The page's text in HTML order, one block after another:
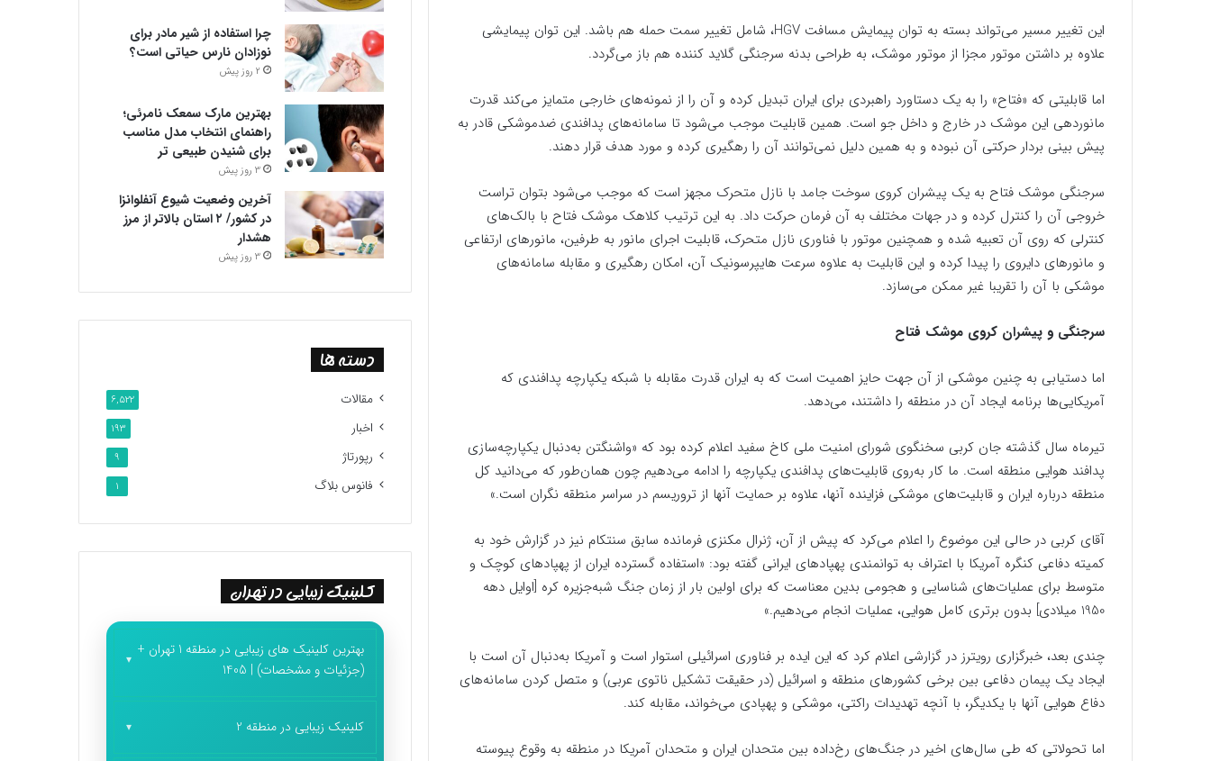
این تغییر مسیر می‌تواند بسته به توان پیمایش مسافت HGV، شامل تغییر سمت حمله هم باشد. این توان پیمایشی
علاوه بر داشتن موتور مجزا از موتور موشک، به طراحی بدنه سرجنگی گلاید کننده هم باز می‌گردد.
اما قابلیتی که «فتاح» را به یک دستاورد راهبردی برای ایران تبدیل کرده و آن را از نمونه‌های خارجی متمایز می‌کند قدرت
مانوردهی این موشک در خارج و داخل جو است. همین قابلیت موجب می‌شود تا سامانه‌‌های پدافندی ضدموشکی قادر به
پیش بینی بردار حرکتی آن نبوده و به همین دلیل نمی‌توانند آن را رهگیری کرده و مورد هدف قرار دهند.
سرجنگی موشک فتاح به یک پیشران کروی سوخت جامد با نازل متحرک مجهز است که موجب می‌شود بتوان تراست
خروجی آن را کنترل کرده و در جهات مختلف به آن فرمان حرکت داد. به این ترتیب کلاهک موشک فتاح با بالک‌های
کنترلی که روی آن تعبیه شده و همچنین موتور با فناوری نازل متحرک،‌ قابلیت اجرای مانور به طرفین،‌ مانورهای ارتفاعی
و مانورهای دایروی را پیدا کرده و این قابلیت به علاوه سرعت هایپرسونیک آن،‌ امکان رهگیری و مقابله سامانه‌های
موشکی با آن را تقریبا غیر ممکن می‌سازد.
سرجنگی و پیشران کروی موشک فتاح
اما دستیابی به چنین موشکی از آن جهت حایز اهمیت است که به ایران قدرت مقابله با شبکه یکپارچه پدافندی که
آمریکایی‌ها برنامه ایجاد آن در منطقه را داشتند، می‌دهد.
تیرماه سال گذشته جان کربی سخنگوی شورای امنیت ملی کاخ سفید اعلام کرده بود که «واشنگتن به‌دنبال یکپارچه‌سازی
پدافند هوایی منطقه است. ما کار به‌روی قابلیت‌های پدافندی یکپارچه را ادامه می‌دهیم چون همان‌طور که می‌دانید کل
منطقه درباره ایران و قابلیت‌های موشکی فزاینده آنها، علاوه بر حمایت آنها از تروریسم در سراسر منطقه نگران است.»
آقای کربی در حالی این موضوع را اعلام می‌کرد که پیش از آن، ژنرال مکنزی فرمانده سابق سنتکام نیز در گزارش خود به
کمیته دفاعی کنگره آمریکا با اعتراف به توانمندی پهپادهای ایرانی گفته بود: «استفاده گسترده ایران از پهپادهای کوچک و
متوسط برای عملیات‌های شناسایی و هجومی بدین معناست که برای اولین بار از زمان جنگ شبه‌جزیره کره [اوایل دهه
1950 میلادی] بدون برتری کامل هوایی، عملیات انجام می‌دهیم.»
چندی بعد، خبرگزاری رویترز در گزارشی اعلام کرد که این ایده بر فناوری اسرائیلی استوار است و آمریکا به‌دنبال آن است با
ایجاد یک پیمان دفاعی بین برخی کشورهای منطقه و اسرائیل (در حقیقت تشکیل ناتوی عربی) و متصل کردن سامانه‌های
دفاع هوایی آنها با یکدیگر، با آنچه تهدیدات راکتی، موشکی و پهپادی می‌خواند، مقابله کند.
اما تحولاتی که طی سال‌های اخیر در جنگ‌‌های رخ‌داده بین متحدان ایران و متحدان آمریکا در منطقه به وقوع پیوسته
چرا استفاده از شیر مادر برای
نوزادان نارس حیاتی است؟
2 روز پیش
بهترین مارک سمعک نامرئی؛
راهنمای انتخاب مدل مناسب
برای شنیدن طبیعی تر
3 روز پیش
آخرین وضعیت شیوع آنفلوانزا
در کشور/ ۲ استان بالاتر از مرز
هشدار
3 روز پیش
دسته ها
مقالات 6,522
اخبار 193
رپورتاژ 9
فانوس بلاگ 1
کلینیک زیبایی در تهران
بهترین کلینیک های زیبایی در منطقه 1 تهران +
(جزئیات و مشخصات) | 1405
کلینیک زیبایی در منطقه 2